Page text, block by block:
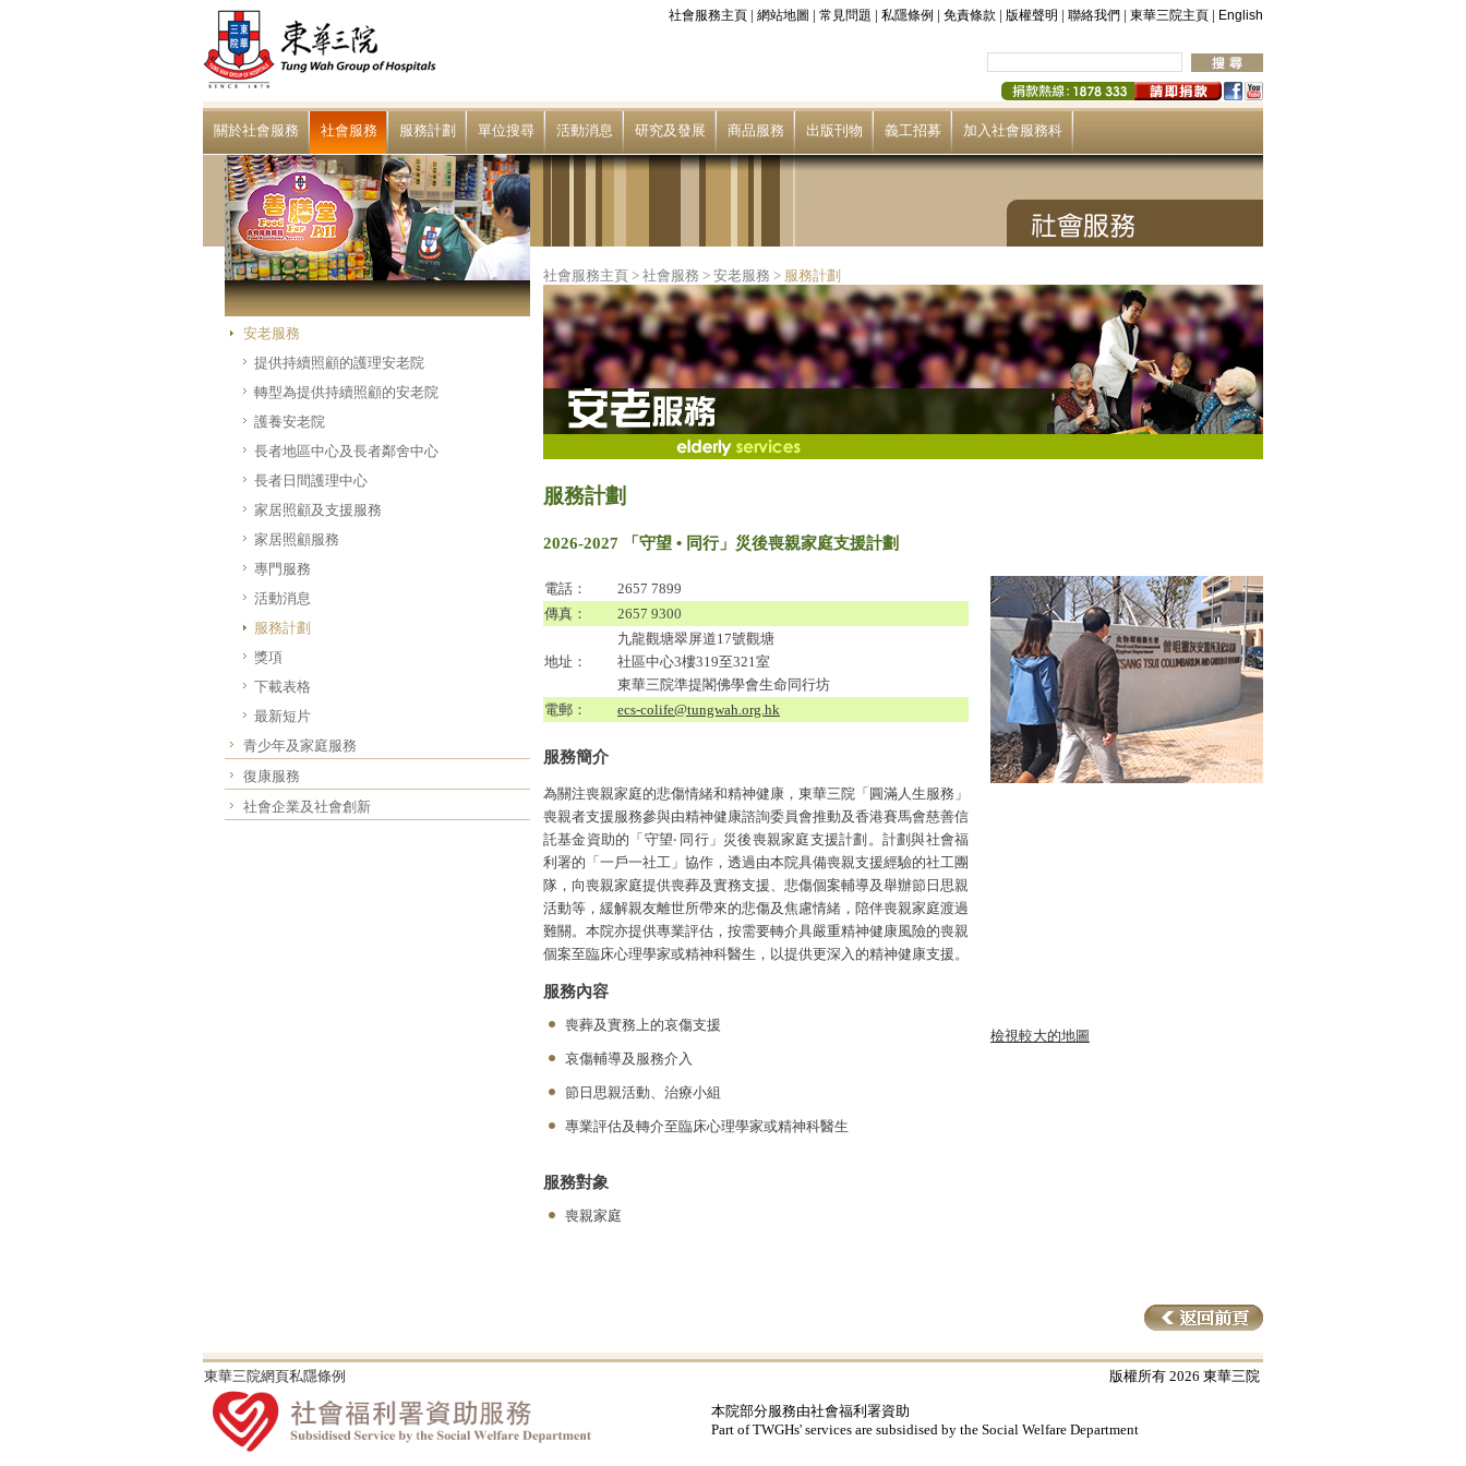
社會服務主頁 | 網站地圖 | 常見問題 | 私隱條例 | 免責條款 | 版權聲明 | 聯絡我們 | 東華三院主頁 | English
關於社會服務 社會服務 服務計劃 單位搜尋 活動消息 研究及發展 商品服務 出版刊物 義工招募 加入社會服務科
安老服務
提供持續照顧的護理安老院
轉型為提供持續照顧的安老院
護養安老院
長者地區中心及長者鄰舍中心
長者日間護理中心
家居照顧及支援服務
家居照顧服務
專門服務
活動消息
服務計劃
獎項
下載表格
最新短片
青少年及家庭服務
復康服務
社會企業及社會創新
社會服務主頁 > 社會服務 > 安老服務 > 服務計劃
服務計劃
2026-2027 「守望 • 同行」災後喪親家庭支援計劃
電話：
2657 7899
傳真：
2657 9300
地址：
九龍觀塘翠屏道17號觀塘
社區中心3樓319至321室
東華三院準提閣佛學會生命同行坊
電郵：
ecs-colife@tungwah.org.hk
服務簡介
為關注喪親家庭的悲傷情緒和精神健康，東華三院「圓滿人生服務」
喪親者支援服務參與由精神健康諮詢委員會推動及香港賽馬會慈善信
託基金資助的「守望‧ 同行」災後喪親家庭支援計劃。計劃與社會福
利署的「一戶一社工」協作，透過由本院具備喪親支援經驗的社工團
隊，向喪親家庭提供喪葬及實務支援、悲傷個案輔導及舉辦節日思親
活動等，緩解親友離世所帶來的悲傷及焦慮情緒，陪伴喪親家庭渡過
難關。本院亦提供專業評估，按需要轉介具嚴重精神健康風險的喪親
個案至臨床心理學家或精神科醫生，以提供更深入的精神健康支援。
服務內容
喪葬及實務上的哀傷支援
哀傷輔導及服務介入
節日思親活動、治療小組
專業評估及轉介至臨床心理學家或精神科醫生
服務對象
喪親家庭
檢視較大的地圖
東華三院網頁私隱條例 版權所有 2026 東華三院
本院部分服務由社會福利署資助
Part of TWGHs' services are subsidised by the Social Welfare Department